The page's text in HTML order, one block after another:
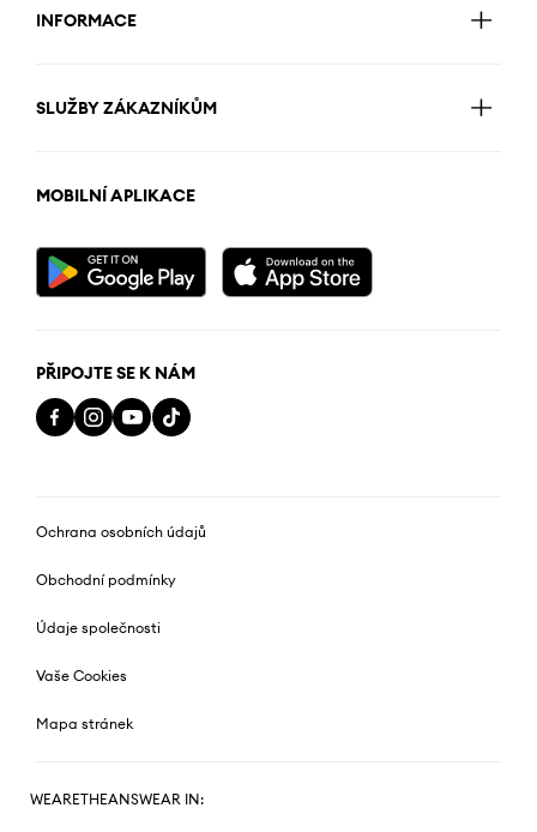
INFORMACE
SLUŽBY ZÁKAZNÍKŮM
MOBILNÍ APLIKACE
PŘIPOJTE SE K NÁM
Ochrana osobních údajů
Obchodní podmínky
Údaje společnosti
Vaše Cookies
Mapa stránek
WEARETHEANSWEAR IN: